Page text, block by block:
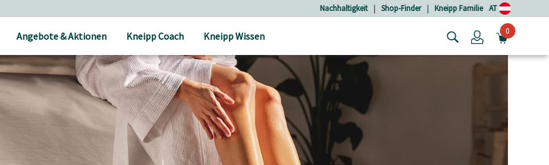
Nachhaltigkeit | Shop-Finder | Kneipp Familie AT
Angebote & Aktionen Kneipp Coach Kneipp Wissen Login0